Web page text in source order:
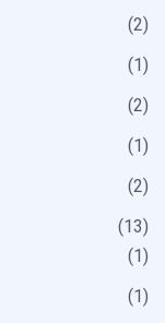
2
1
2
1
2
13
1
1